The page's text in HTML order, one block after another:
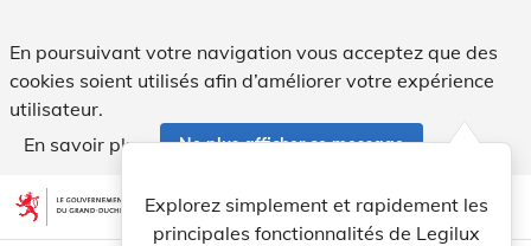
En poursuivant votre navigation vous acceptez que des
cookies soient utilisés afin d’améliorer votre expérience
utilisateur.
En savoir plus
Ne plus afficher ce message
Aller au contenu account_circle help Aide
Explorez simplement et rapidement les
principales fonctionnalités de Legilux
light_mode dark_mode